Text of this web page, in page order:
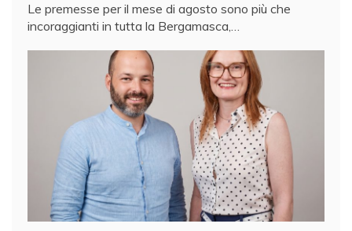
Le premesse per il mese di agosto sono più che
incoraggianti in tutta la Bergamasca,…